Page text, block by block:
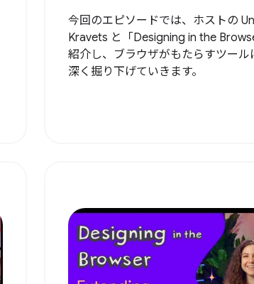
今回のエピソードでは、ホストの
Kravets と「Designing in the
紹介し、ブラウザがもたらすツール
深く掘り下げていきます。